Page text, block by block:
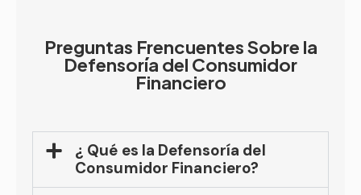
Preguntas Frencuentes Sobre la
Defensoría del Consumidor
Financiero
¿ Qué es la Defensoría del
Consumidor Financiero?